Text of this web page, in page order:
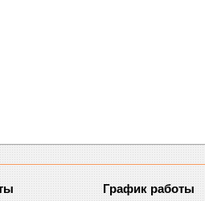
График работы